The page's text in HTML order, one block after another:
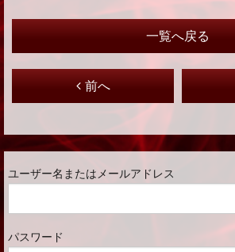
前へ
一覧へ戻る
ユーザー名またはメールアドレス
パスワード